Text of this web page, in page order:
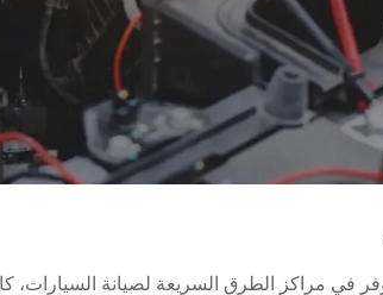
في مراكز الطرق السريعة لصيانة السيارات،